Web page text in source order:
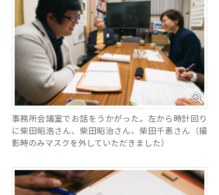
事務所会議室でお話をうかがった。左から時計回り
に柴田昭浩さん、柴田昭治さん、柴田千恵さん（撮
影時のみマスクを外していただきました）